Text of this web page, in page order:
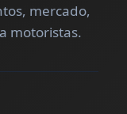
mercado,
motoristas.